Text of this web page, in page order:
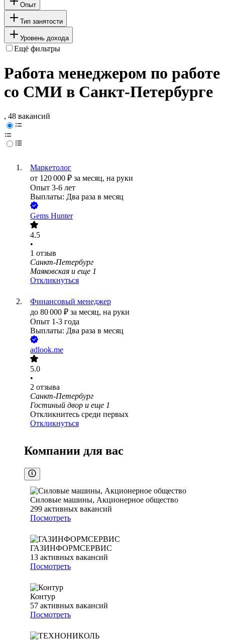
Опыт
Тип занятости
Уровень дохода
Ещё фильтры
Работа менеджером по работе
со СМИ в Санкт-Петербурге
, 48 вакансий
Маркетолог
от 120 000 ₽ за месяц, на руки
Опыт 3-6 лет
Выплаты: Два раза в месяц
Gems Hunter
4.5
•
1 отзыв
Санкт-Петербург
Маяковская и еще 1
Откликнуться
Финансовый менеджер
до 80 000 ₽ за месяц, на руки
Опыт 1-3 года
Выплаты: Два раза в месяц
adlook.me
5.0
•
2 отзыва
Санкт-Петербург
Гостиный двор и еще 1
Откликнитесь среди первых
Откликнуться
Компании для вас
Силовые машины, Акционерное общество
299 активных вакансий
Посмотреть
ГАЗИНФОРМСЕРВИС
13 активных вакансий
Посмотреть
Контур
57 активных вакансий
Посмотреть